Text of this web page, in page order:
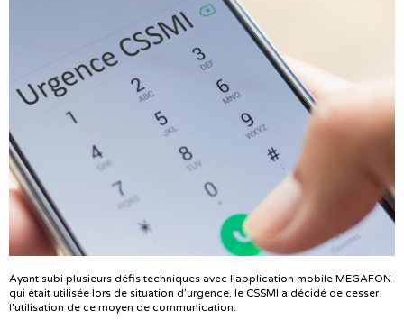
Ayant subi plusieurs défis techniques avec l’application mobile MEGAFON
qui était utilisée lors de situation d’urgence, le CSSMI a décidé de cesser
l’utilisation de ce moyen de communication.